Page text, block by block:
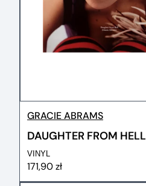
GRACIE ABRAMS
DAUGHTER FROM HELL
VINYL
171,90 zł